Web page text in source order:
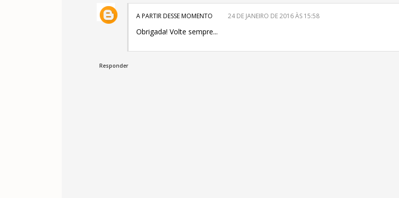
A PARTIR DESSE MOMENTO 24 DE JANEIRO DE 2016 ÀS 15:58
Obrigada! Volte sempre...
Responder